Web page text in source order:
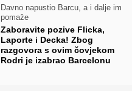
Davno napustio Barcu, a i dalje im
pomaže
Zaboravite pozive Flicka,
Laporte i Decka! Zbog
razgovora s ovim čovjekom
Rodri je izabrao Barcelonu